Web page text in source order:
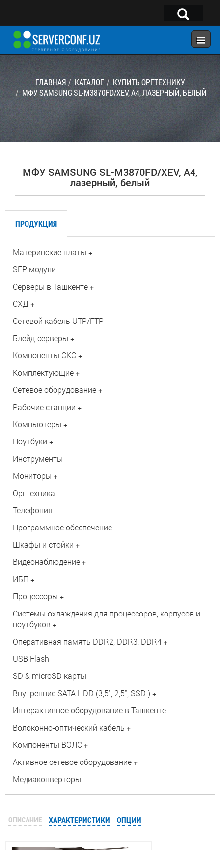
×
ГЛАВНАЯ
КОНФИГУРАТОР
КАТАЛОГ
УСЛУГИ
КОНТАКТЫ
Telegram:@serverconf_uz
Тел: (90) 932-18-00
ГЛАВНАЯ КАТАЛОГ
КУПИТЬ ОРГТЕХНИКУ
МФУ SAMSUNG SL-M3870FD/XEV, A4, ЛАЗЕРНЫЙ, БЕЛЫЙ
МФУ SAMSUNG SL-M3870FD/XEV, A4,
лазерный, белый
ПРОДУКЦИЯ
Материнские платы +
SFP модули
Серверы в Ташкенте +
СХД +
Сетевой кабель UTP/FTP
Блейд-серверы +
Компоненты СКС +
Комплектующие +
Сетевое оборудование +
Рабочие станции +
Компьютеры +
Ноутбуки +
Инструменты
Мониторы +
Оргтехника
Телефония
Программное обеспечение
Шкафы и стойки +
Видеонаблюдение +
ИБП +
Процессоры +
Системы охлаждения для процессоров, корпусов и
ноутбуков +
Оперативная память DDR2, DDR3, DDR4 +
USB Flash
SD & microSD карты
Внутренние SATA HDD (3,5", 2,5", SSD ) +
Интерактивное оборудование в Ташкенте
Волоконно-оптический кабель +
Компоненты ВОЛС +
Активное сетевое оборудование +
Медиаконверторы
ОПИСАНИЕ ХАРАКТЕРИСТИКИ ОПЦИИ